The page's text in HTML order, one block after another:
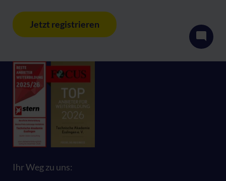
Jetzt registrieren
Ihr Weg zu uns: